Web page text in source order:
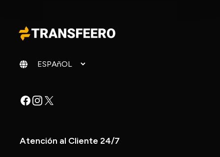
Cambiar idioma
Facebook
Instagram
X
Atención al Cliente 24/7